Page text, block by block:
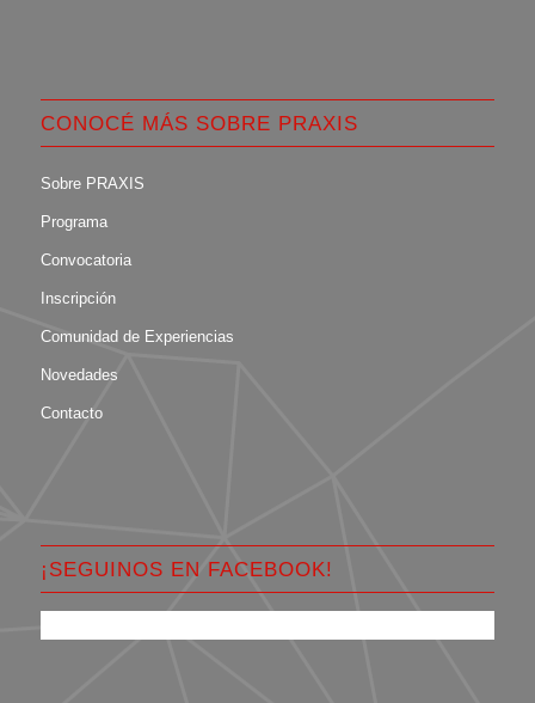
CONOCÉ MÁS SOBRE PRAXIS
Sobre PRAXIS
Programa
Convocatoria
Inscripción
Comunidad de Experiencias
Novedades
Contacto
¡SEGUINOS EN FACEBOOK!